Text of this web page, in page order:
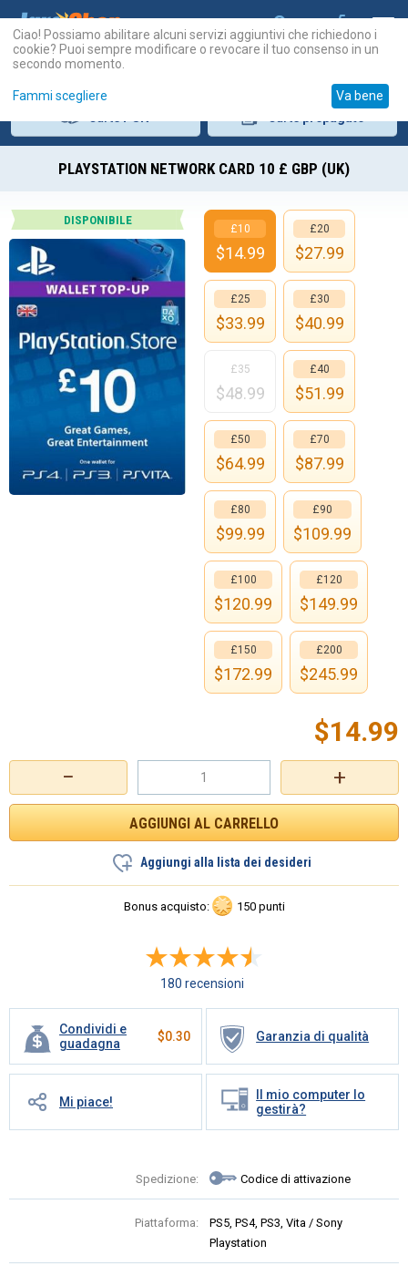
PLAYSTATION NETWORK CARD 10 £ GBP (UK)
DISPONIBILE
+
−
$14.99
Aggiungi alla lista dei desideri
Bonus acquisto: 150 punti
180 recensioni
Condividi e
guadagna
$0.30 Garanzia di qualità
Mi piace!
Il mio computer lo
gestirà?
Spedizione: Codice di attivazione
Piattaforma:
PS5, PS4, PS3, Vita / Sony
Playstation
£10
$14.99
£20
$27.99
£25
$33.99
£30
$40.99
£35
$48.99
£40
$51.99
£50
$64.99
£70
$87.99
£80
$99.99
£90
$109.99
£100
$120.99
£120
$149.99
£150
$172.99
£200
$245.99
Ciao! Possiamo abilitare alcuni servizi aggiuntivi che richiedono i
cookie? Puoi sempre modificare o revocare il tuo consenso in un
secondo momento.
Fammi scegliere Va bene